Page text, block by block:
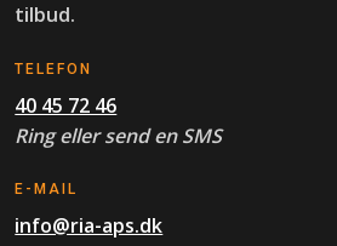
tilbud.
​TELEFON
40 45 72 46
Ring eller send en SMS
​E-MAIL
info@ria-aps.dk